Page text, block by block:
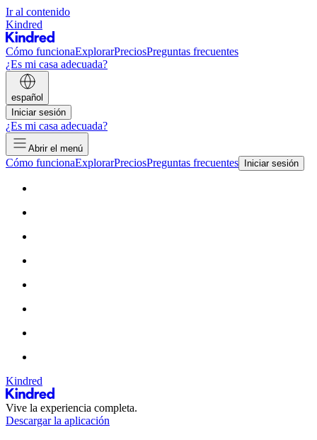
Ir al contenido
Kindred
Cómo funcionaExplorarPreciosPreguntas frecuentes
¿Es mi casa adecuada?
español
Iniciar sesión
¿Es mi casa adecuada?
Abrir el menú
Cómo funcionaExplorarPreciosPreguntas frecuentes Iniciar sesión
Kindred
Vive la experiencia completa.
Descargar la aplicación